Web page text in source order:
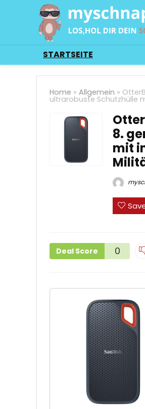
STARTSEITE
Home » Allgemein »
ultrarobuste Schutzhülle
8.
mit
Deal Score 0